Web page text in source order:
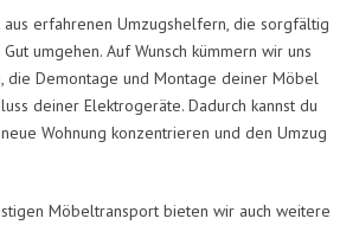
aus erfahrenen Umzugshelfern, die sorgfältig
umgehen. Auf Wunsch kümmern wir uns
die Demontage und Montage deiner Möbel
deiner Elektrogeräte. Dadurch kannst du
Wohnung konzentrieren und den Umzug
Möbeltransport bieten wir auch weitere